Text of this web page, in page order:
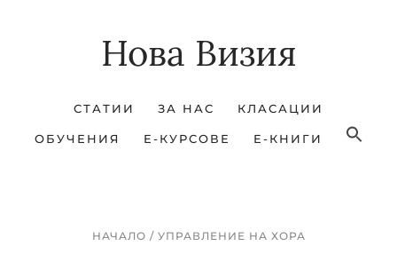
Нова Визия
СТАТИИ ЗА НАС КЛАСАЦИИ
ОБУЧЕНИЯ Е-КУРСОВЕ Е-КНИГИ
НАЧАЛО / УПРАВЛЕНИЕ НА ХОРА